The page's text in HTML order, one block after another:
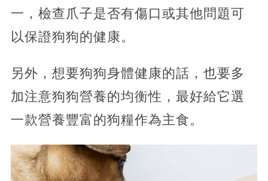
一，檢查爪子是否有傷口或其他問題可
以保證狗狗的健康。
另外，想要狗狗身體健康的話，也要多
加注意狗狗營養的均衡性，最好給它選
一款營養豐富的狗糧作為主食。